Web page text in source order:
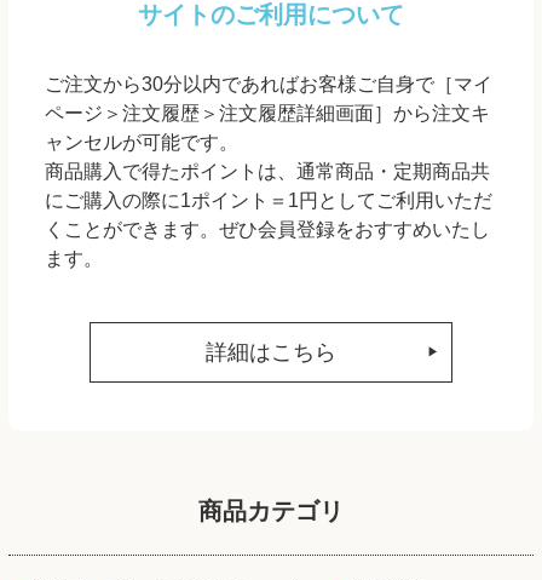
サイトのご利用について
ご注文から30分以内であればお客様ご自身で［マイ
ページ＞注文履歴＞注文履歴詳細画面］から注文キ
ャンセルが可能です。
商品購入で得たポイントは、通常商品・定期商品共
にご購入の際に1ポイント＝1円としてご利用いただ
くことができます。ぜひ会員登録をおすすめいたし
ます。
詳細はこちら
商品カテゴリ